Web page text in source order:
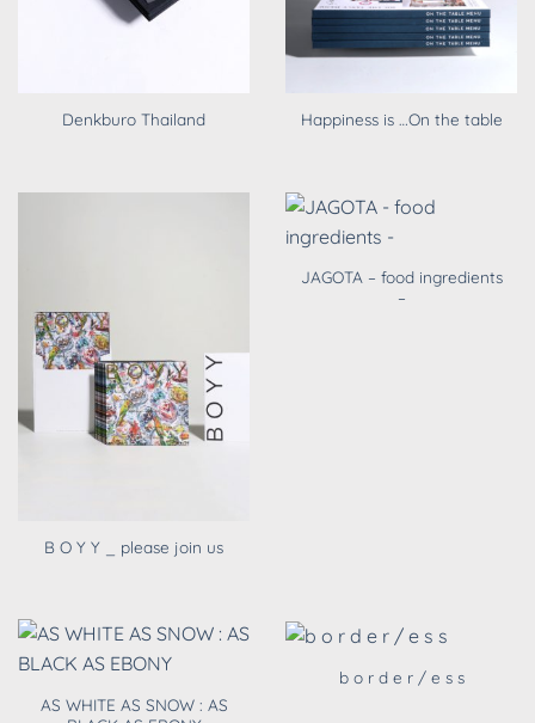
Denkburo Thailand Happiness is …On the table
B O Y Y _ please join us
JAGOTA – food ingredients
–
AS WHITE AS SNOW : AS
b o r d e r / e s s